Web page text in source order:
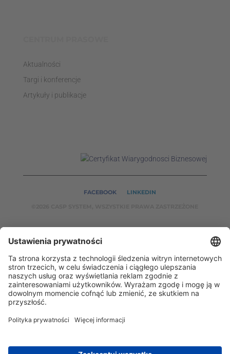
Aktualności
Targi i konferencje
Artykuły i publikacje
FACEBOOK
LINKEDIN
CASPSYSTEM.PL
AUTOMATYKA24.PL
WZORCENDT.P
L
BINAR24.PL EH24.PL
CASP System – Twój partner w dziedzinie Badań
2002 - 2026 © CopyrightCASP System/Polityka